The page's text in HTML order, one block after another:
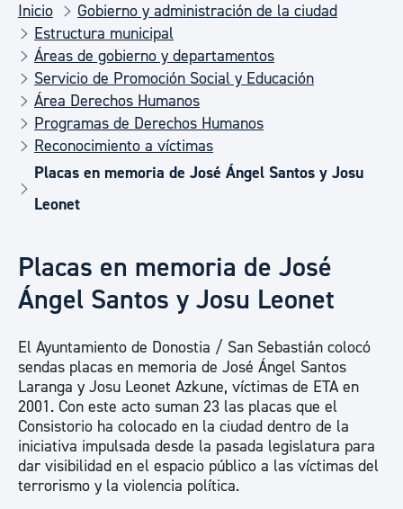
Inicio
Gobierno y administración de la ciudad
Estructura municipal
Áreas de gobierno y departamentos
Servicio de Promoción Social y Educación
Área Derechos Humanos
Programas de Derechos Humanos
Reconocimiento a víctimas
Placas en memoria de José Ángel Santos y Josu
Leonet
Placas en memoria de José
Ángel Santos y Josu Leonet
El Ayuntamiento de Donostia / San Sebastián colocó
sendas placas en memoria de José Ángel Santos
Laranga y Josu Leonet Azkune, víctimas de ETA en
2001. Con este acto suman 23 las placas que el
Consistorio ha colocado en la ciudad dentro de la
iniciativa impulsada desde la pasada legislatura para
dar visibilidad en el espacio público a las víctimas del
terrorismo y la violencia política.